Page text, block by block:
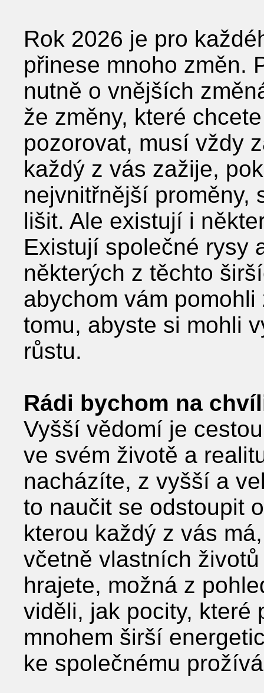
Rok 2026 je pro
přinese mnoho změn.
nutně o vnějších
že změny, které
pozorovat, musí vždy
každý z vás zažije,
nejvnitřnější proměny,
lišit. Ale existují i
Existují společné rysy
některých z těchto
abychom vám
tomu, abyste si mohli
růstu.
Rádi bychom na
Vyšší vědomí je
ve svém životě a
nacházíte, z vyšší a
to naučit se odstoupit
kterou každý z vás
včetně vlastních
hrajete, možná z
viděli, jak pocity, které
mnohem širší
ke společnému